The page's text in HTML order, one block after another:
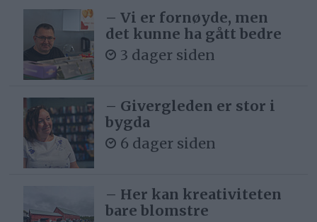
– Vi er fornøyde, men
det kunne ha gått bedre
3 dager siden
– Givergleden er stor i
bygda
6 dager siden
– Her kan kreativiteten
bare blomstre